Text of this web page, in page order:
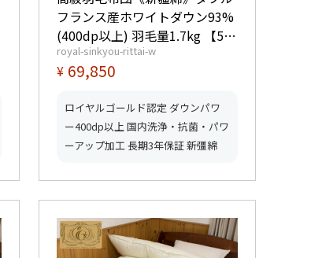
フランス産ホワイトダウン93%
(400dp以上) 羽毛量1.7kg 【5つ
星ロイヤルゴールド取得】【グ
ッドふとんマーク取得】
royal-sinkyou-rittai-w
¥ 69,850
ロイヤルゴールド認定 ダウンパワ
ー400dp以上 国内洗浄・抗菌・パワ
ーアップ加工 長期3年保証 新彊綿